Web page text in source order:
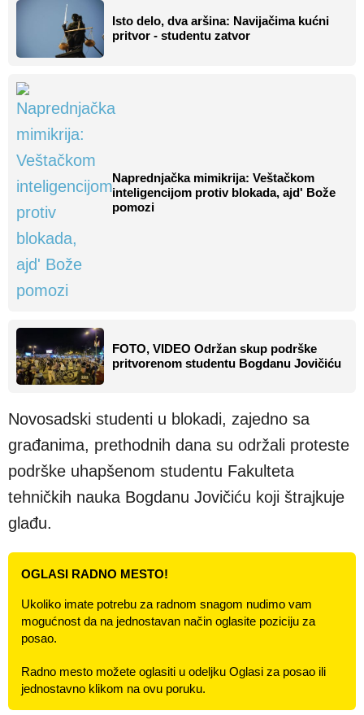
Isto delo, dva aršina: Navijačima kućni
pritvor - studentu zatvor
Naprednjačka mimikrija: Veštačkom
inteligencijom protiv blokada, ajd' Bože
pomozi
FOTO, VIDEO Održan skup podrške
pritvorenom studentu Bogdanu Jovičiću
Novosadski studenti u blokadi, zajedno sa
građanima, prethodnih dana su održali proteste
podrške uhapšenom studentu Fakulteta
tehničkih nauka Bogdanu Jovičiću koji štrajkuje
glađu.
OGLASI RADNO MESTO!
Ukoliko imate potrebu za radnom snagom nudimo vam
mogućnost da na jednostavan način oglasite poziciju za
posao.
Radno mesto možete oglasiti u odeljku Oglasi za posao ili
jednostavno klikom na ovu poruku.